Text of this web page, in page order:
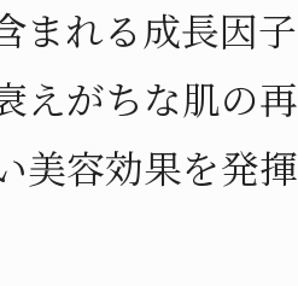
まれる成長因
えがちな肌の
美容効果を発